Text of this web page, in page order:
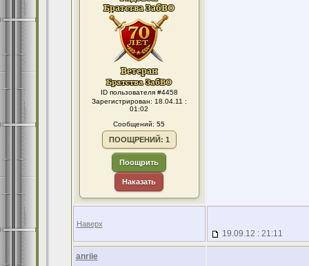
ID пользователя #4458
Зарегистрирован: 18.04.11 :
01:02
Сообщений: 55
ПООЩРЕНИЙ: 1
Поощрить
Наказать
Наверх
19.09.12 : 21:11
anriie